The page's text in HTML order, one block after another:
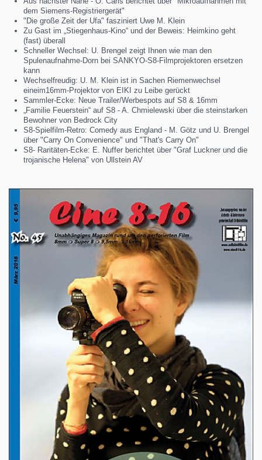
dem Siemens-Registriergerät"
"Die große Zeit der Ufa" fasziniert Uwe M. Klein
Zu Gast im „Stiegenhaus-Kino“ und der Beweis: Heimkino geht
(fast) überall
Schneller Wechsel: U. Brengel zeigt Ihnen wie man den
Spulenaufnahme-Dorn bei SANKYO-S8-Filmprojektoren ersetzen
kann
Wechselfreudig: U. M. Klein ist in Sachen Riemenwechsel
eineim16mm-Projektor von EIKI zu Leibe gerückt
Sammler-Ecke: Neue Trailer/Werbespots auf S8 & 16mm
„Familie Feuerstein“ auf S8 - A. Chmielewski über die steinstarken
Bewohner von Bedrock City
S8-Spielfilm-Retro: Comedy aus England - M. Götz und U. Brengel
über "Carry On Convenience" und "That's Carry On"
S8- Raritäten-Ecke: E. Nuffer berichtet über "Graf Luckner und die
trojanische Helena" von Ullstein AV